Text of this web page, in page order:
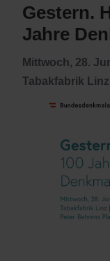
Gestern.
Jahre
Mittwoch, 28.
Tabakfabrik Linz